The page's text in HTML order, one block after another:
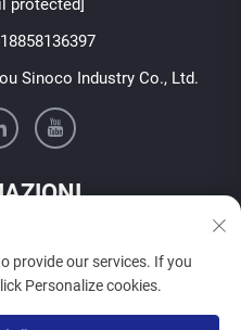
protected]
Sinoco Industry Co., Ltd.
newsletter settimanale
provide our services. If you
Personalize cookies.